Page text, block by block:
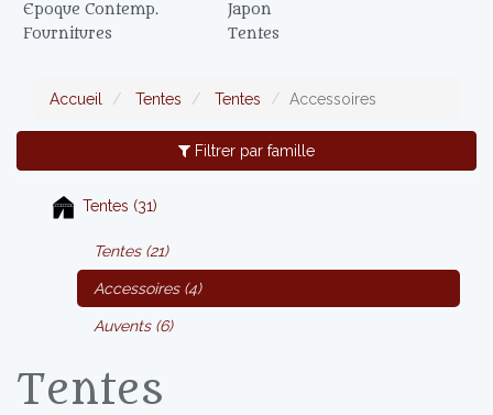
Epoque Contemp.
Japon
Fournitures
Tentes
Accueil Tentes Tentes Accessoires
Filtrer par famille
Tentes (31)
Tentes (21)
Accessoires (4)
Auvents (6)
Tentes